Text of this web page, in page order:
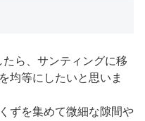
ら、サンティングに移
均等にしたいと思いま
ずを集めて微細な隙間や